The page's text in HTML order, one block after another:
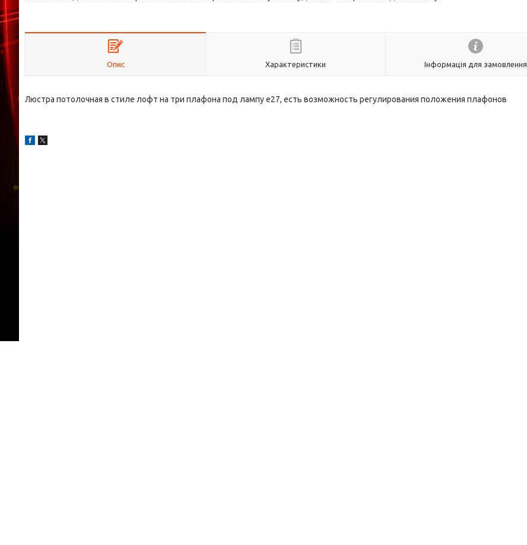
Опис Характеристики Інформація для замовлення
Люстра потолочная в стиле лофт на три плафона под лампу е27, есть возможность регулирования положения плафонов